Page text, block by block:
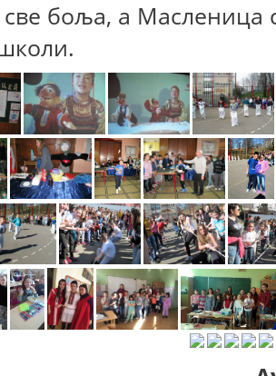
боља, а Масленица